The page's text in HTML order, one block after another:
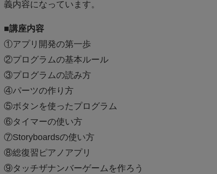
義内容になっています。
■講座内容
①アプリ開発の第一歩
②プログラムの基本ルール
③プログラムの読み方
④パーツの作り方
⑤ボタンを使ったプログラム
⑥タイマーの使い方
⑦Storyboardsの使い方
⑧総復習ピアノアプリ
⑨タッチザナンバーゲームを作ろう